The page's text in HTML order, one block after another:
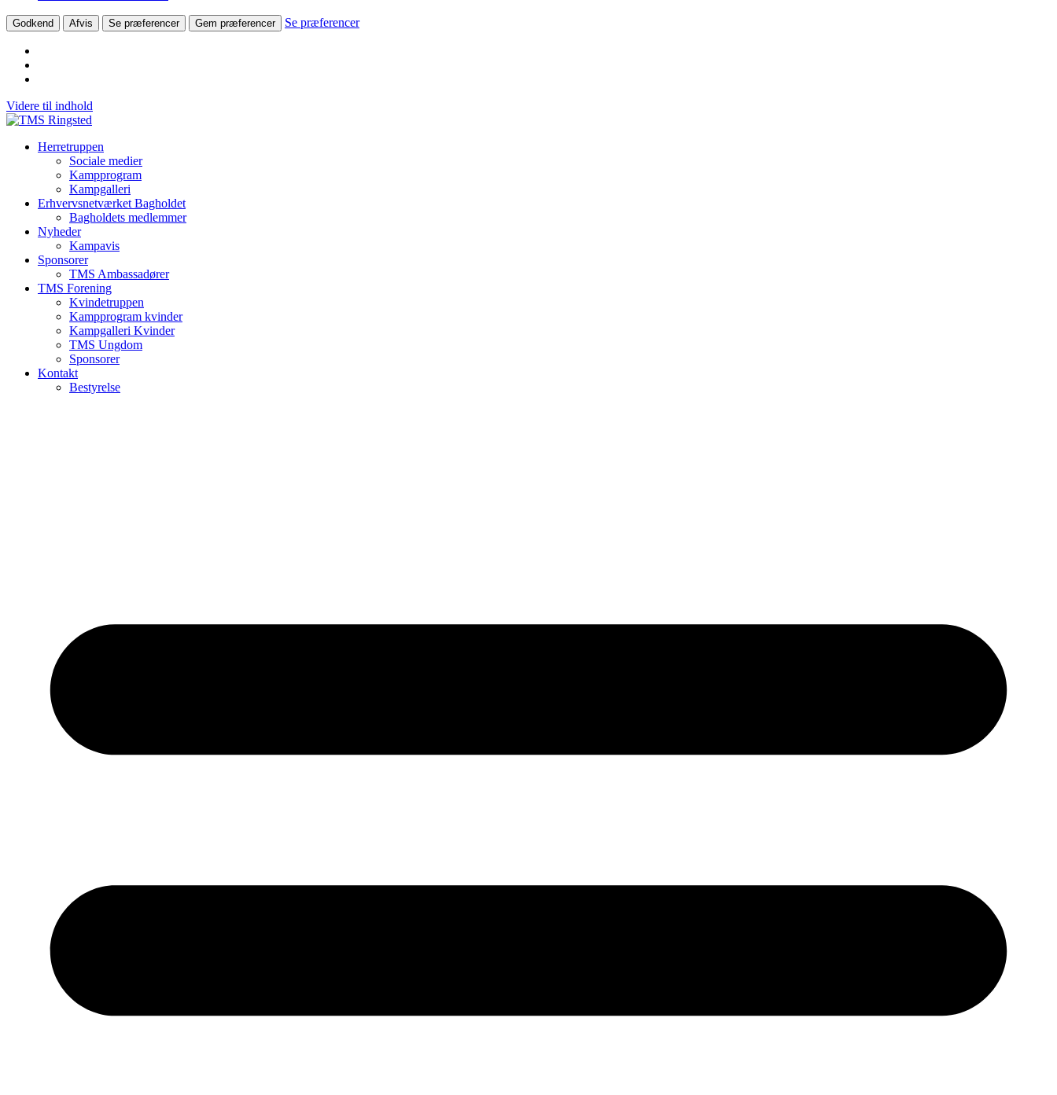
Godkend Afvis Se præferencer Gem præferencer Se præferencer
Videre til indhold
Herretruppen
Sociale medier
Kampprogram
Kampgalleri
Erhvervsnetværket Bagholdet
Bagholdets medlemmer
Nyheder
Kampavis
Sponsorer
TMS Ambassadører
TMS Forening
Kvindetruppen
Kampprogram kvinder
Kampgalleri Kvinder
TMS Ungdom
Sponsorer
Kontakt
Bestyrelse